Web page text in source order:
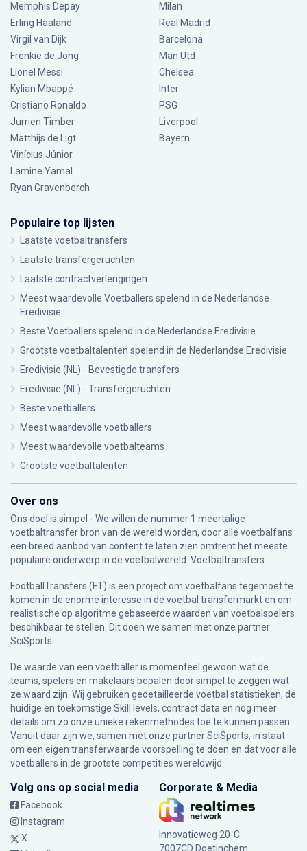
Memphis Depay
Erling Haaland
Virgil van Dijk
Frenkie de Jong
Lionel Messi
Kylian Mbappé
Cristiano Ronaldo
Jurriën Timber
Matthijs de Ligt
Vinícius Júnior
Lamine Yamal
Ryan Gravenberch
Milan
Real Madrid
Barcelona
Man Utd
Chelsea
Inter
PSG
Liverpool
Bayern
Populaire top lijsten
Laatste voetbaltransfers
Laatste transfergeruchten
Laatste contractverlengingen
Meest waardevolle Voetballers spelend in de Nederlandse
Eredivisie
Beste Voetballers spelend in de Nederlandse Eredivisie
Grootste voetbaltalenten spelend in de Nederlandse Eredivisie
Eredivisie (NL) - Bevestigde transfers
Eredivisie (NL) - Transfergeruchten
Beste voetballers
Meest waardevolle voetballers
Meest waardevolle voetbalteams
Grootste voetbaltalenten
Over ons
Ons doel is simpel - We willen de nummer 1 meertalige
voetbaltransfer bron van de wereld worden, door alle voetbalfans
een breed aanbod van content te laten zien omtrent het meeste
populaire onderwerp in de voetbalwereld: Voetbaltransfers.
FootballTransfers (FT) is een project om voetbalfans tegemoet te
komen in de enorme interesse in de voetbal transfermarkt en om
realistische op algoritme gebaseerde waarden van voetbalspelers
beschikbaar te stellen. Dit doen we samen met onze partner
SciSports.
De waarde van een voetballer is momenteel gewoon wat de
teams, spelers en makelaars bepalen door simpel te zeggen wat
ze waard zijn. Wij gebruiken gedetailleerde voetbal statistieken, de
huidige en toekomstige Skill levels, contract data en nog meer
details om zo onze unieke rekenmethodes toe te kunnen passen.
Vanuit daar zijn we, samen met onze partner SciSports, in staat
om een eigen transferwaarde voorspelling te doen en dat voor alle
voetballers in de grootste competities wereldwijd.
Volg ons op social media
Facebook
Instagram
X
Corporate & Media
Innovatieweg 20-C
7007CD Doetinchem